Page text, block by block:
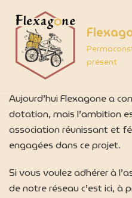
Aller
au
contenu
présent
Aujourd’hui Flexagone a
dotation, mais l’ambition
association réunissant et
engagées dans ce projet.
Si vous voulez adhérer à
de notre réseau c’est ici, à